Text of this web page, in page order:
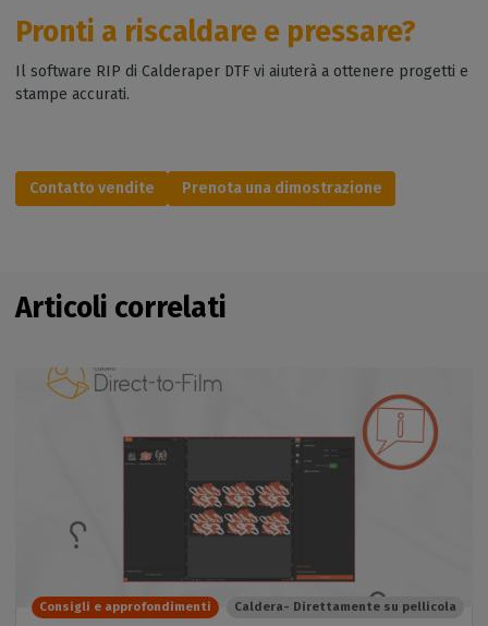
Pronti a riscaldare e pressare?
Il software RIP di Calderaper DTF vi aiuterà a ottenere progetti e
stampe accurati.
Contatto vendite Prenota una dimostrazione
Articoli correlati
Consigli e approfondimenti Caldera- Direttamente su pellicola